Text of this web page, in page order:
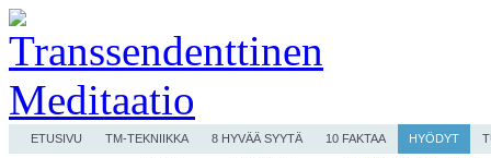
ETUSIVU TM-TEKNIIKKA 8 HYVÄÄ SYYTÄ 10 FAKTAA HYÖDYT